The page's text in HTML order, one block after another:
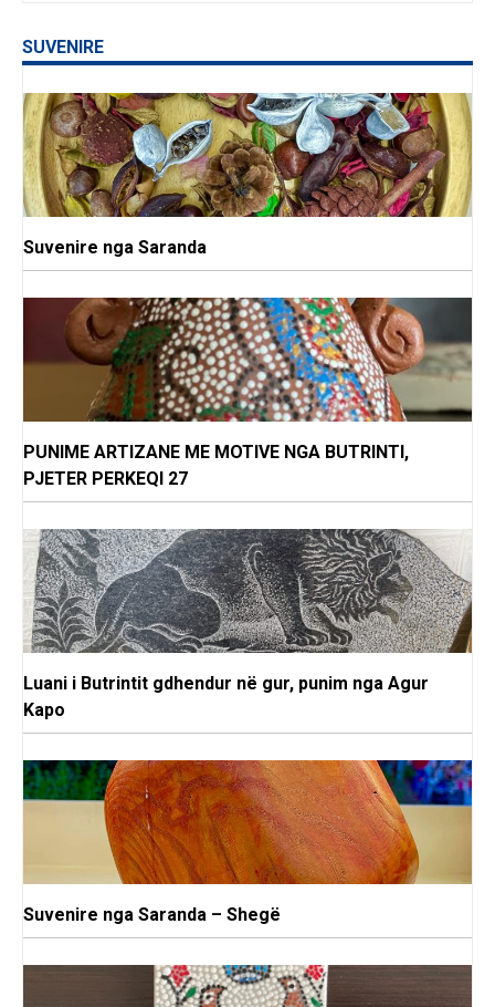
SUVENIRE
Suvenire nga Saranda
PUNIME ARTIZANE ME MOTIVE NGA BUTRINTI,
PJETER PERKEQI 27
Luani i Butrintit gdhendur në gur, punim nga Agur
Kapo
Suvenire nga Saranda – Shegë